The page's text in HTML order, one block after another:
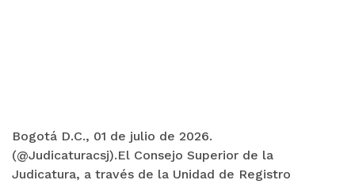
Bogotá D.C., 01 de julio de 2026.
(@Judicaturacsj).El Consejo Superior de la
Judicatura, a través de la Unidad de Registro